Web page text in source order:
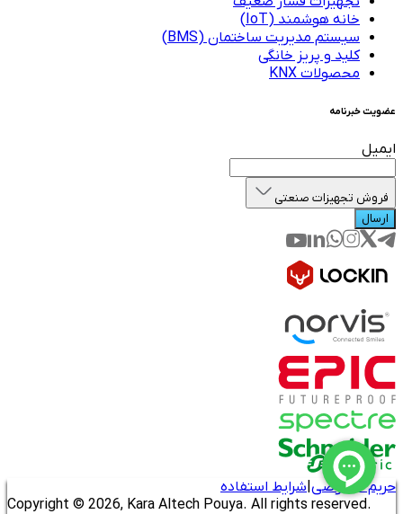
خانه هوشمند (IoT)
سیستم مدیریت ساختمان (BMS)
کلید و پریز خانگی
محصولات KNX
عضویت خبرنامه
ایمیل
فروش تجهیزات صنعتی
ارسال
حریم خصوصی شرایط استفاده
Copyright © 2026, Kara Altech Pouya. All rights reserved.